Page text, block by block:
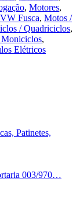
, Motores,
VW Fusca, Motos /
/ Quadriciclos,
Moniciclos,
Elétricos
Patinetes,
003/970…